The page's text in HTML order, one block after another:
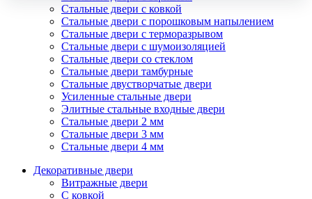
Стальные двери с ковкой
Стальные двери с порошковым напылением
Стальные двери с терморазрывом
Стальные двери с шумоизоляцией
Стальные двери со стеклом
Стальные двери тамбурные
Стальные двустворчатые двери
Усиленные стальные двери
Элитные стальные входные двери
Стальные двери 2 мм
Стальные двери 3 мм
Стальные двери 4 мм
Декоративные двери
Витражные двери
С ковкой
использования систем аналитики (например,
Яндекс.Метрика), в соответствии с нашейПолитикой
обработки персональных данных.
Если вы не хотите, чтобы ваши данные обрабатывались,
настройте ограничения в браузере или покиньте сайт.